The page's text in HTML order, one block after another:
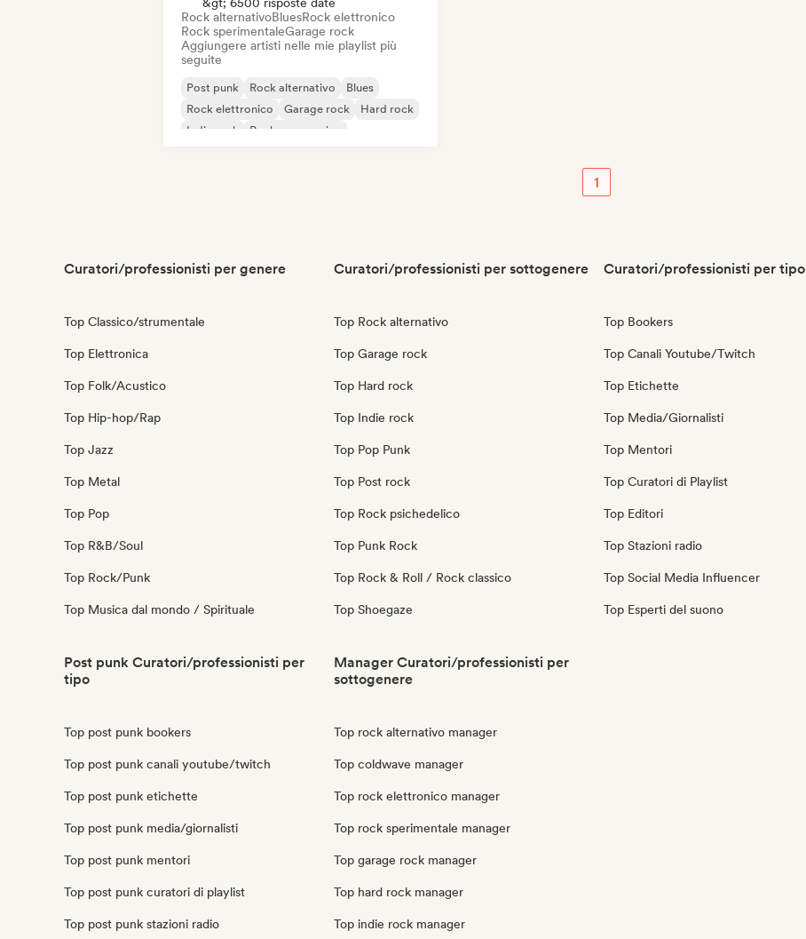
Rock alternativoBluesRock elettronico
Rock sperimentaleGarage rock
Aggiungere artisti nelle mie playlist più
seguite
Post punk Rock alternativo
Blues
Rock elettronico
Garage rock
Hard rock
Indie rock
Rock progressivo
1
Curatori/professionisti per genere
Top Classico/strumentale
Top Elettronica
Top Folk/Acustico
Top Hip-hop/Rap
Top Jazz
Top Metal
Top Pop
Top R&B/Soul
Top Rock/Punk
Top Musica dal mondo / Spirituale
Curatori/professionisti per sottogenere
Top Rock alternativo
Top Garage rock
Top Hard rock
Top Indie rock
Top Pop Punk
Top Post rock
Top Rock psichedelico
Top Punk Rock
Top Rock & Roll / Rock classico
Top Shoegaze
Curatori/professionisti per tipo
Top Bookers
Top Canali Youtube/Twitch
Top Etichette
Top Media/Giornalisti
Top Mentori
Top Curatori di Playlist
Top Editori
Top Stazioni radio
Top Social Media Influencer
Top Esperti del suono
Post punk Curatori/professionisti per
tipo
Top post punk bookers
Top post punk canali youtube/twitch
Top post punk etichette
Top post punk media/giornalisti
Top post punk mentori
Top post punk curatori di playlist
Top post punk stazioni radio
Manager Curatori/professionisti per
sottogenere
Top rock alternativo manager
Top coldwave manager
Top rock elettronico manager
Top rock sperimentale manager
Top garage rock manager
Top hard rock manager
Top indie rock manager